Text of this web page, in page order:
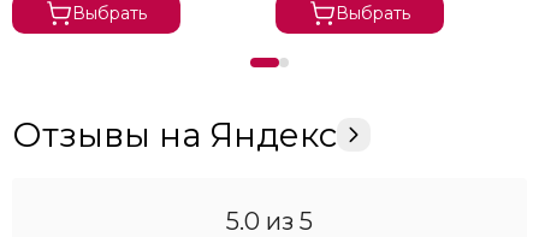
Выбрать
Выбрать
Отзывы на Яндекс
5.0 из 5